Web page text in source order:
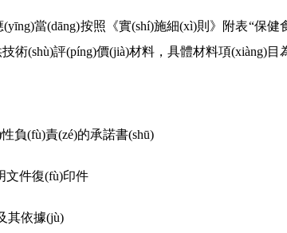
當(dāng)按照《實(shí)施細(xì)則》附表“保健
(shù)評(píng)價(jià)材料，具體材料項(xiàng)目
(fù)責(zé)的承諾書(shū)
件復(fù)印件
其依據(jù)